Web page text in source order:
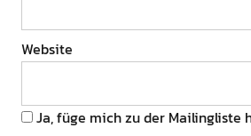
Website
Ja, füge mich zu der Mailingliste